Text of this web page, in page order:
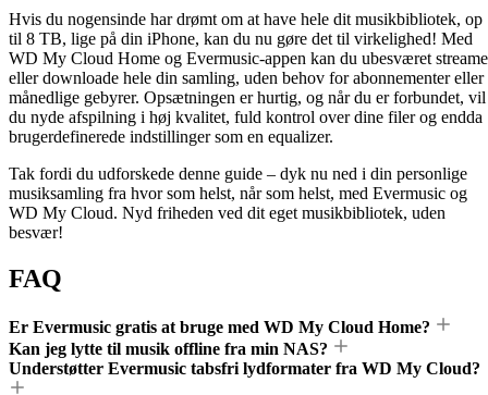
Hvis du nogensinde har drømt om at have hele dit musikbibliotek, op
til 8 TB, lige på din iPhone, kan du nu gøre det til virkelighed! Med
WD My Cloud Home og Evermusic-appen kan du ubesværet streame
eller downloade hele din samling, uden behov for abonnementer eller
månedlige gebyrer. Opsætningen er hurtig, og når du er forbundet, vil
du nyde afspilning i høj kvalitet, fuld kontrol over dine filer og endda
brugerdefinerede indstillinger som en equalizer.
Tak fordi du udforskede denne guide – dyk nu ned i din personlige
musiksamling fra hvor som helst, når som helst, med Evermusic og
WD My Cloud. Nyd friheden ved dit eget musikbibliotek, uden
besvær!
FAQ
Er Evermusic gratis at bruge med WD My Cloud Home?
Kan jeg lytte til musik offline fra min NAS?
Understøtter Evermusic tabsfri lydformater fra WD My Cloud?